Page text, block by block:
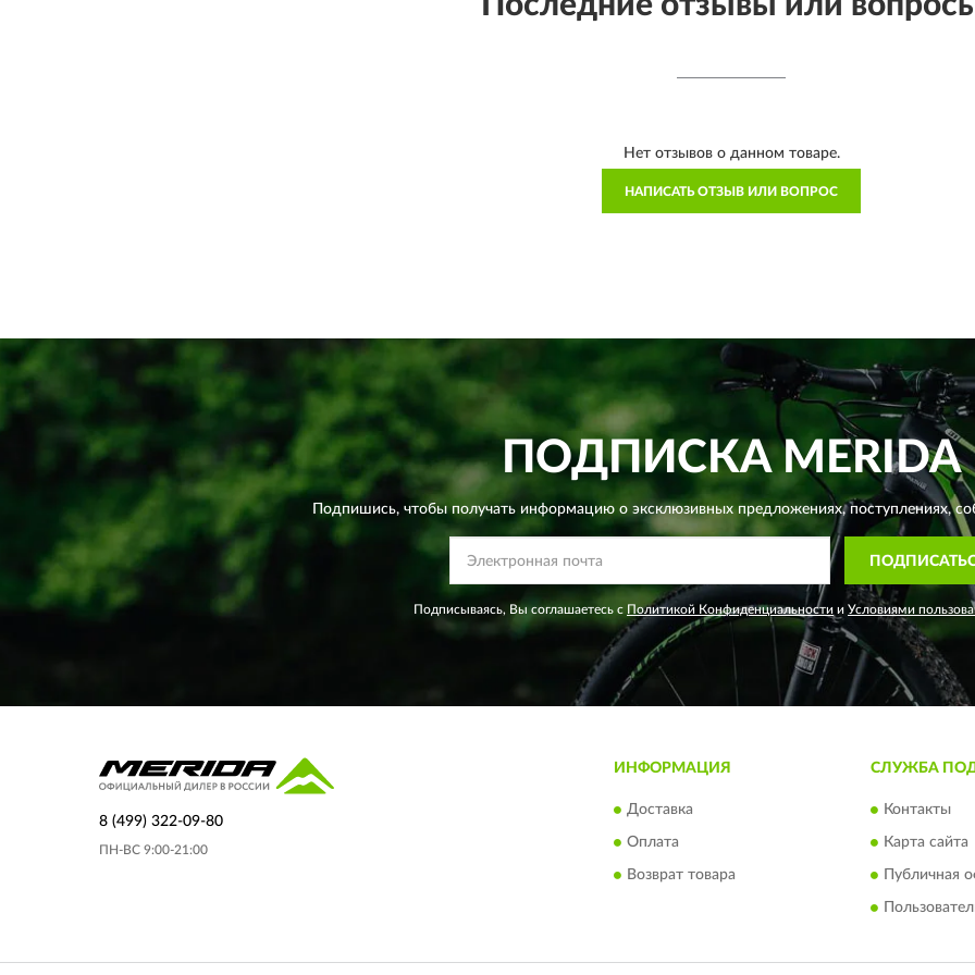
Нет отзывов о данном товаре.
НАПИСАТЬ ОТЗЫВ ИЛИ ВОПРОС
ПОДПИСКАMERIDA
Подпишись, чтобы получать информацию о эксклюзивных предложениях,поступлениях,
Подписываясь, Вы соглашаетесь с Политикой Конфиденциальности и Условиями
8 (499) 322-09-80
ПН-ВС 9:00-21:00
ИНФОРМАЦИЯ
Доставка
Оплата
Возврат товара
СЛУЖБА
Контакты
Карта сайта
Публичная